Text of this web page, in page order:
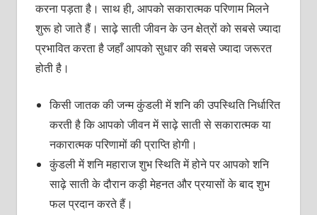
करना पड़ता है। साथ ही, आपको सकारात्मक परिणाम मिलने
शुरू हो जाते हैं। साढ़े साती जीवन के उन क्षेत्रों को सबसे ज्यादा
प्रभावित करता है जहाँ आपको सुधार की सबसे ज्यादा जरूरत
होती है।
किसी जातक की जन्म कुंडली में शनि की उपस्थिति निर्धारित
करती है कि आपको जीवन में साढ़े साती से सकारात्मक या
नकारात्मक परिणामों की प्राप्ति होगी।
कुंडली में शनि महाराज शुभ स्थिति में होने पर आपको शनि
साढ़े साती के दौरान कड़ी मेहनत और प्रयासों के बाद शुभ
फल प्रदान करते हैं।